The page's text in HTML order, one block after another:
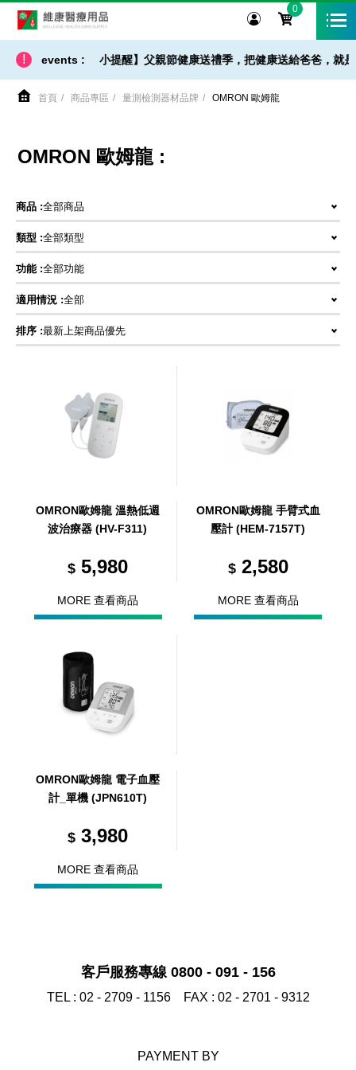
0
! events :
【 出貨 / 免運 - 小提醒】父親節健康送禮季，把健康送給爸爸，就
首頁 商品專區 量測檢測器材品牌 OMRON 歐姆龍
OMRON 歐姆龍 :
商品 :全部商品
類型 :全部類型
功能 :全部功能
適用情況 :全部
排序 :最新上架商品優先
OMRON歐姆龍 溫熱低週
波治療器 (HV-F311)
$5,980
MORE 查看商品
OMRON歐姆龍 手臂式血
壓計 (HEM-7157T)
$2,580
MORE 查看商品
OMRON歐姆龍 電子血壓
計_單機 (JPN610T)
$3,980
MORE 查看商品
客戶服務專線 0800 - 091 - 156
TEL : 02 - 2709 - 1156 FAX : 02 - 2701 - 9312
PAYMENT BY